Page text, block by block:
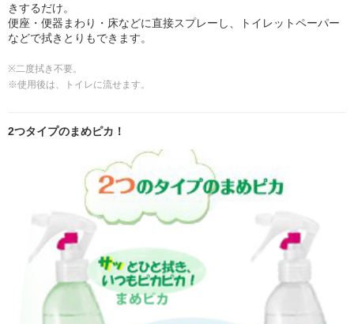
きするだけ。
便座・便器まわり・床などに直接スプレーし、トイレットペーパー
などで拭きとりもできます。
※二度拭き不要。
※使用後は、トイレに流せます。
2つタイプのまめピカ！